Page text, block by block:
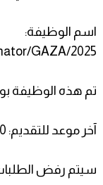
اسم الوظيفة:
GAZA/2025
تم هذه الوظيفة
آخر موعد للتقديم: 30 سبتمبر 2025
سيتم رفض